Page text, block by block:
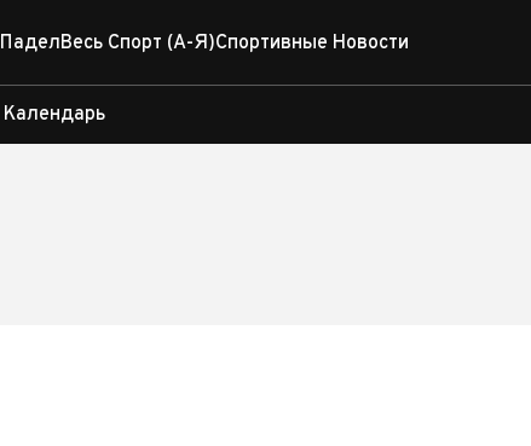
ПаделВесь Спорт (А-Я)Спортивные Новости
Календарь